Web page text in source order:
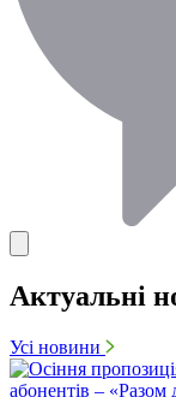
Актуальні
Усі новини